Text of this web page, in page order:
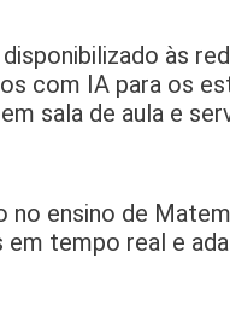
às
com IA para os
sala de aula e
no ensino de
tempo real e